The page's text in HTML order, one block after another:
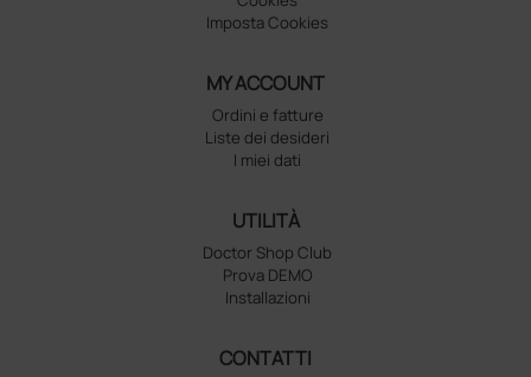
Imposta Cookies
MY ACCOUNT
Ordini e fatture
Liste dei desideri
I miei dati
UTILITÀ
Doctor Shop Club
Prova DEMO
Installazioni
CONTATTI